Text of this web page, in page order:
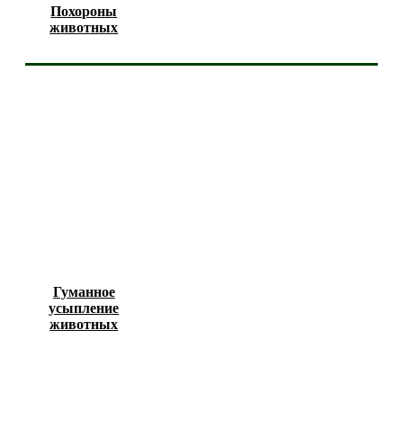
Похороны
животных
Гуманное
усыпление
животных